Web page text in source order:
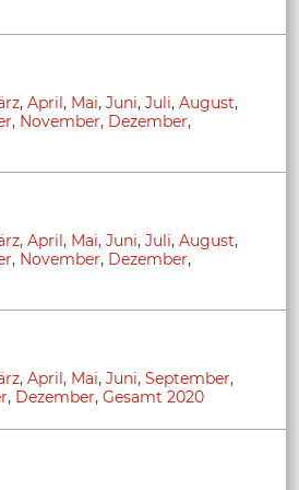
, April, Mai, Juni, Juli, August,
, November, Dezember,
, April, Mai, Juni, Juli, August,
, November, Dezember,
, April, Mai, Juni, September,
, Dezember, Gesamt 2020